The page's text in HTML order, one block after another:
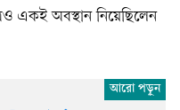
একই অবস্থান নিয়েছিলেন